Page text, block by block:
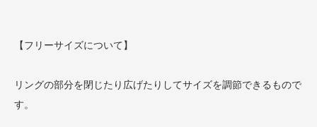
【フリーサイズについて】
リングの部分を閉じたり広げたりしてサイズを調節できるもので
す。